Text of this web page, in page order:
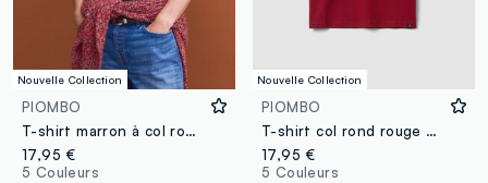
Nouvelle Collection
PIOMBO
T-shirt marron à col rond en pur coton Supima, coupe regular
17,95 €
5 Couleurs
Nouvelle Collection
PIOMBO
T-shirt col rond rouge en pur coton Supima, coupe regular
17,95 €
5 Couleurs